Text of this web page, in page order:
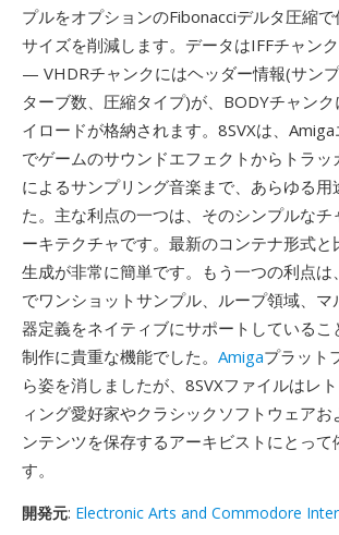
プルをオプションのFibonacciデルタ圧縮
サイズを削減します。データはIFFチャン
— VHDRチャンクにはヘッダー情報(サン
ターブ数、圧縮タイプ)が、BODYチャン
イロードが格納されます。8SVXは、
でゲームのサウンドエフェクトからトラッ
によるサンプリング音楽まで、あらゆる用
た。主な利点の一つは、そのシンプルなチ
ーキテクチャです。最新のコンテナ形式
生成が非常に簡単です。もう一つの利点は
でワンショットサンプル、ループ領域、マ
器定義をネイティブにサポートしているこ
制作に貴重な機能でした。 Amigaプラット
ら姿を消しましたが、8SVXファイルはレ
ィング愛好家やクラシックソフトウェアお
ンテンツを保存するアーキビストにとっ
す。
開発元: Electronic Arts and Commodore